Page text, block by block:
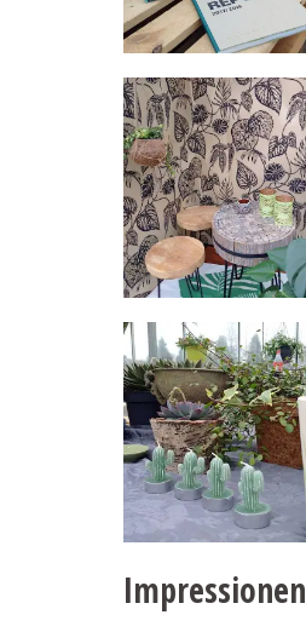
Impressionen